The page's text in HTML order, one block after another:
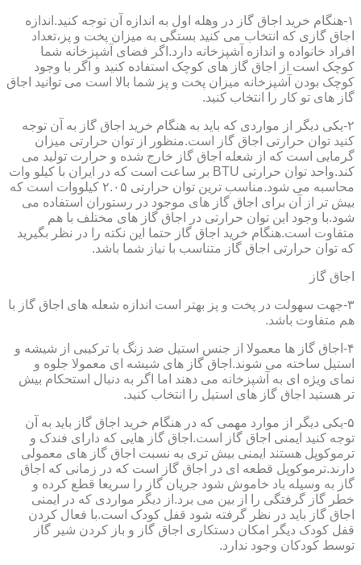
۱-هنگام خرید اجاق گاز در وهله اول به اندازه آن توجه کنید.اندازه
اجاق گازی که انتخاب می کنید بستگی به میزان پخت و پز،تعداد
افراد خانواده و اندازه آشپزخانه دارد.اگر فضای آشپزخانه شما
کوچک است از اجاق گاز های کوچک استفاده کنید و اگر با وجود
کوچک بودن آشپزخانه میزان پخت و پز شما بالا است می توانید اجاق
گاز های تو کار را انتخاب کنید.
۲-یکی دیگر از مواردی که باید به هنگام خرید اجاق گاز به آن توجه
کنید توان حرارتی اجاق گاز است.منظور از توان حرارتی میزان
گرمایی است که از شعله اجاق گاز خارج شده و حرارت تولید می
کند.واحد توان حرارتی BTU بر ساعت است که در ایران با کیلو وات
محاسبه می شود.مناسب ترین توان حرارتی ۲.۰۵ کیلووات است که
بیش تر از آن برای اجاق گاز های موجود در رستوران استفاده می
شود.با وجود این توان حرارتی در اجاق گاز های مختلف با هم
متفاوت است.هنگام خرید اجاق گاز حتما این نکته را در نظر بگیرید
که توان حرارتی اجاق گاز متناسب با نیاز شما باشد.
اجاق گاز
۳-جهت سهولت در پخت و پز بهتر است اندازه شعله های اجاق گاز با
هم متفاوت باشد.
۴-اجاق گاز ها معمولا از جنس استیل ضد زنگ یا ترکیبی از شیشه و
استیل ساخته می شوند.اجاق گاز های شیشه ای معمولا جلوه و
نمای ویژه ای به آشپزخانه می دهند اما اگر به دنبال استحکام بیش
تر هستید اجاق گاز های استیل را انتخاب کنید.
۵-یکی دیگر از موارد مهمی که در هنگام خرید اجاق گاز باید به آن
توجه کنید ایمنی اجاق گاز است.اجاق گاز هایی که دارای فندک و
ترموکوپل هستند ایمنی بیش تری به نسبت اجاق گاز های معمولی
دارند.ترموکوپل قطعه ای در اجاق گاز است که در زمانی که اجاق
گاز به وسیله باد خاموش شود جریان گاز را سریعا قطع کرده و
خطر گاز گرفتگی را از بین می برد.از دیگر مواردی که در ایمنی
اجاق گاز باید در نظر گرفته شود قفل کودک است.با فعال کردن
قفل کودک دیگر امکان دستکاری اجاق گاز و باز کردن شیر گاز
توسط کودکان وجود ندارد.